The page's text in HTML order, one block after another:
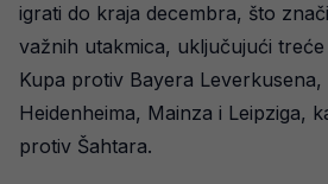
igrati do kraja decembra, što
važnih utakmica, uključujući
Kupa protiv Bayera
Heidenheima, Mainza i Leipziga,
protiv Šahtara.